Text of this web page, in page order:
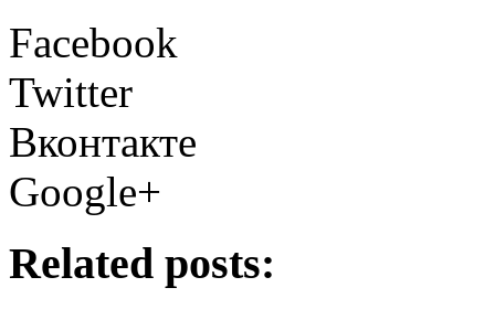
Facebook
Twitter
Вконтакте
Google+
Related posts: